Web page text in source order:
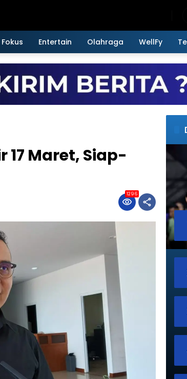
Fokus Entertain Olahraga WellFy
17 Maret, Siap-
1296